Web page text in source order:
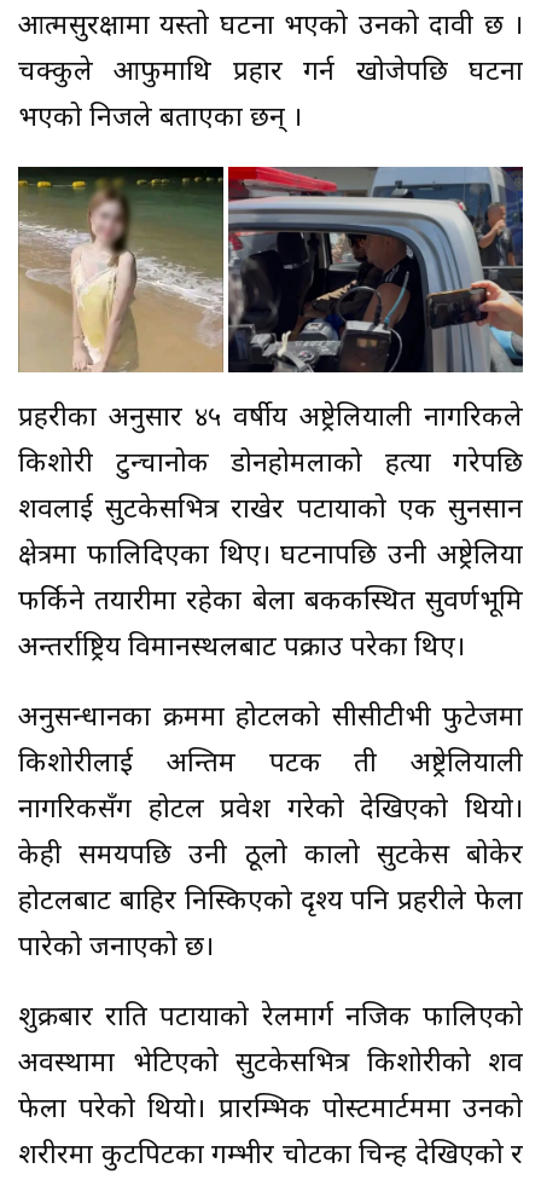
आत्मसुरक्षामा यस्तो घटना भएको उनको दावी छ ।
चक्कुले आफुमाथि प्रहार गर्न खोजेपछि घटना
भएको निजले बताएका छन् ।
प्रहरीका अनुसार ४५ वर्षीय अष्ट्रेलियाली नागरिकले
किशोरी टुन्चानोक डोनहोमलाको हत्या गरेपछि
शवलाई सुटकेसभित्र राखेर पटायाको एक सुनसान
क्षेत्रमा फालिदिएका थिए। घटनापछि उनी अष्ट्रेलिया
फर्किने तयारीमा रहेका बेला बैंककस्थित सुवर्णभूमि
अन्तर्राष्ट्रिय विमानस्थलबाट पक्राउ परेका थिए।
अनुसन्धानका क्रममा होटलको सीसीटीभी फुटेजमा
किशोरीलाई अन्तिम पटक ती अष्ट्रेलियाली
नागरिकसँग होटल प्रवेश गरेको देखिएको थियो।
केही समयपछि उनी ठूलो कालो सुटकेस बोकेर
होटलबाट बाहिर निस्किएको दृश्य पनि प्रहरीले फेला
पारेको जनाएको छ।
शुक्रबार राति पटायाको रेलमार्ग नजिक फालिएको
अवस्थामा भेटिएको सुटकेसभित्र किशोरीको शव
फेला परेको थियो। प्रारम्भिक पोस्टमार्टममा उनको
शरीरमा कुटपिटका गम्भीर चोटका चिन्ह देखिएको र